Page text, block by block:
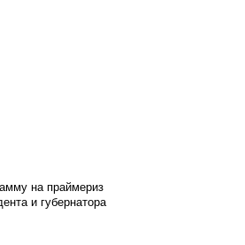
на праймериз
и губернатора